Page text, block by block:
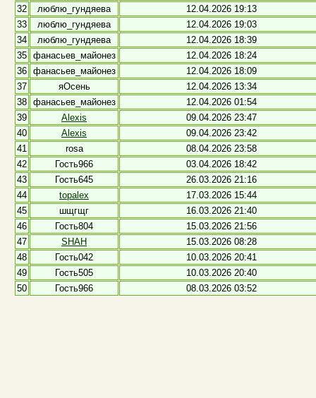
32
люблю_гундяева
12.04.2026 19:13
33
люблю_гундяева
12.04.2026 19:03
34
люблю_гундяева
12.04.2026 18:39
35 фанасьев_майонез
12.04.2026 18:24
36 фанасьев_майонез
12.04.2026 18:09
37
яОсень
12.04.2026 13:34
38 фанасьев_майонез
12.04.2026 01:54
39
Alexis
09.04.2026 23:47
40
Alexis
09.04.2026 23:42
41
rosa
08.04.2026 23:58
42
Гость966
03.04.2026 18:42
43
Гость645
26.03.2026 21:16
44
topalex
17.03.2026 15:44
45
шщгщг
16.03.2026 21:40
46
Гость804
15.03.2026 21:56
47
SHAH
15.03.2026 08:28
48
Гость042
10.03.2026 20:41
49
Гость505
10.03.2026 20:40
50
Гость966 08.03.2026 03:52